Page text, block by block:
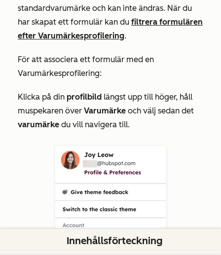
standardvarumärke och kan inte ändras. När du
har skapat ett formulär kan du filtrera formulären
efter Varumärkesprofilering.
För att associera ett formulär med en
Varumärkesprofilering:
Klicka på din profilbild längst upp till höger, håll
muspekaren över Varumärke och välj sedan det
varumärke du vill navigera till.
Innehållsförteckning